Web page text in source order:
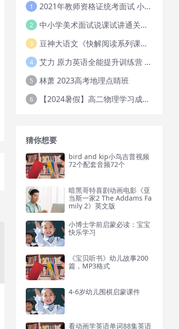
1 2021年教师资格证统考面试 小学教资资料试讲+答辩
2 中小学美术面试说课试讲通关班14讲（辅助资料第一套）
3 豆神大语文《快解阅读系列课教程完整》
4 艾力 原力英语全能提升训练营 151G网课大合集
5 林萧 2023高考地理点睛班
6 【2024暑假】高二物理学习成长与规划系统1期
猜你想要
bird and kip小鸟吉普视频
72个配套音频72个
暗黑哥特喜剧动画电影《亚
当斯一家2 The Addams Fa
mily 2》英文版
小博士学前启蒙必读：宝宝
快乐学习
《宝贝听书》幼儿故事200
篇，MP3格式
4-6岁幼儿围棋启蒙课件
看动画学英语单词88集英语